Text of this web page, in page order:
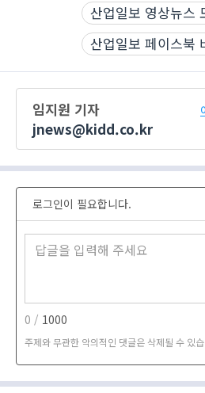
산업일보 영상뉴스
산업일보 페이스북
임지원 기자
jnews@kidd.co.kr
로그인이 필요합니다.
0 / 1000
주제와 무관한 악의적인 댓글은 삭제될 수 있